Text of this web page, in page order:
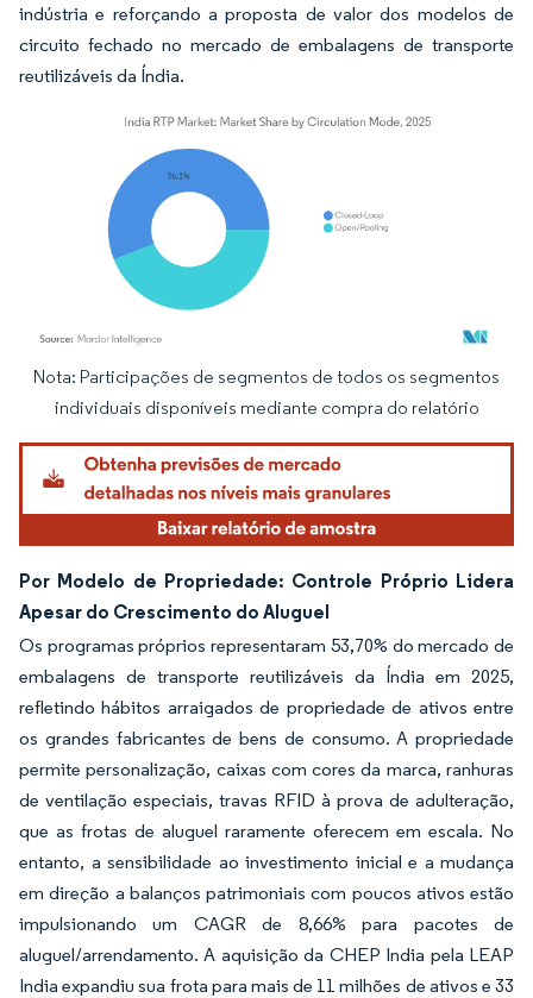
indústria e reforçando a proposta de valor dos modelos de
circuito fechado no mercado de embalagens de transporte
reutilizáveis da Índia.
Imagem © Mordor Intelligence. O reuso requer atribuição conforme CC BY 4.0.
Nota: Participações de segmentos de todos os segmentos
individuais disponíveis mediante compra do relatório
Por Modelo de Propriedade: Controle Próprio Lidera
Apesar do Crescimento do Aluguel
Os programas próprios representaram 53,70% do mercado de
embalagens de transporte reutilizáveis da Índia em 2025,
refletindo hábitos arraigados de propriedade de ativos entre
os grandes fabricantes de bens de consumo. A propriedade
permite personalização, caixas com cores da marca, ranhuras
de ventilação especiais, travas RFID à prova de adulteração,
que as frotas de aluguel raramente oferecem em escala. No
entanto, a sensibilidade ao investimento inicial e a mudança
em direção a balanços patrimoniais com poucos ativos estão
impulsionando um CAGR de 8,66% para pacotes de
aluguel/arrendamento. A aquisição da CHEP India pela LEAP
India expandiu sua frota para mais de 11 milhões de ativos e 33